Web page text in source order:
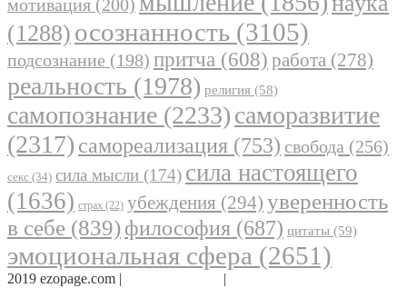
мотивация (200)
(1288) осознанность (3105)
подсознание (198) притча (608) работа (278)
реальность (1978) религия (58)
самопознание (2233)саморазвитие
(2317) самореализация (753) свобода (256)
секс (34) сила мысли (174) сила настоящего
(1636) страх (22) убеждения (294) уверенность
в себе (839) философия (687) цитаты (59)
эмоциональная сфера (2651)
2019 ezopage.com | |